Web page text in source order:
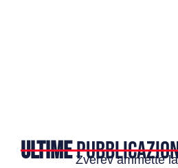
ULTIMEZverev ammette